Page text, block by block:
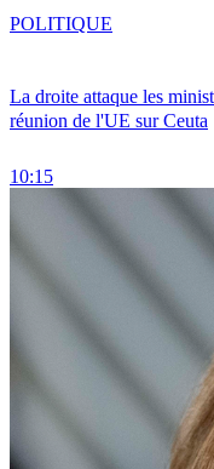
La droite attaque les
réunion de l'UE sur Ceuta
10:15
POLITIQUE